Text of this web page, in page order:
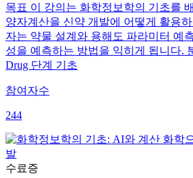
목표 이 강의는 화학정보학의 기초를
양자계산을 신약 개발에 어떻게 활용
자는 약물 설계와 용해도 파라미터 예
성을 예측하는 방법을 익히게 됩니다.
Drug 단계 기초
참여자수
244
수료증